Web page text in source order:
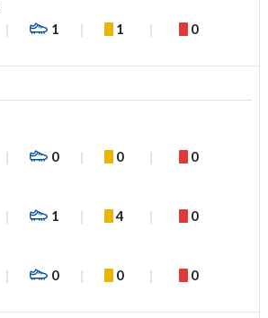
1 1 0
0 0 0
1 4 0
0 0 0